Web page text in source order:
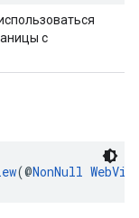
с
(@NonNull